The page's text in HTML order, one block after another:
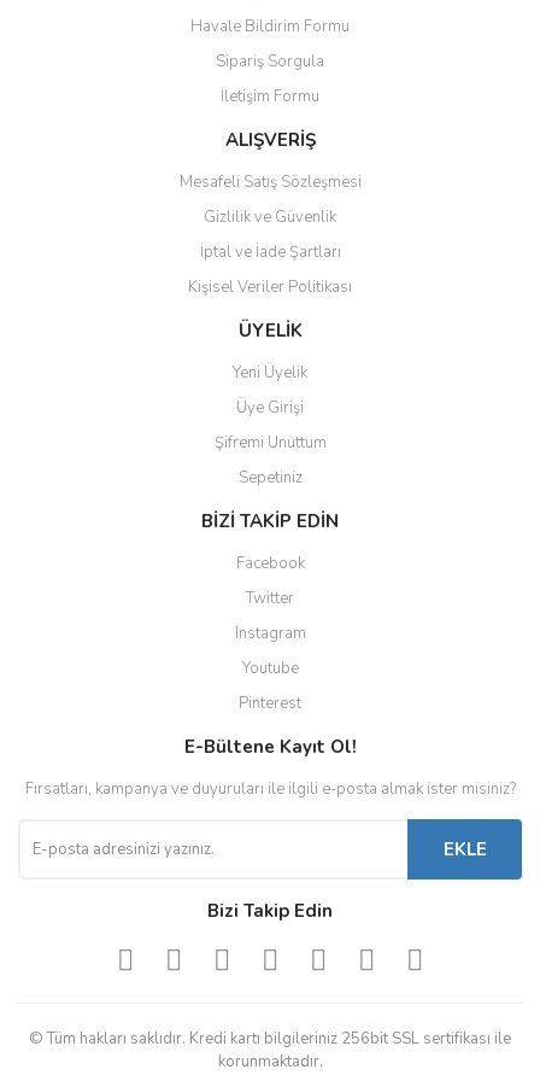
Ürün açıklamasında eksik bilgiler bulunuyor.
Ürün bilgilerinde hatalar bulunuyor.
Ürün fiyatı diğer sitelerden daha pahalı.
Bu ürüne benzer farklı alternatifler olmalı.
Gönder
Havale Bildirim Formu
Sipariş Sorgula
İletişim Formu
ALIŞVERİŞ
Mesafeli Satış Sözleşmesi
Gizlilik ve Güvenlik
İptal ve İade Şartları
Kişisel Veriler Politikası
ÜYELİK
Yeni Üyelik
Üye Girişi
Şifremi Unuttum
Sepetiniz
BİZİ TAKİP EDİN
Facebook
Twitter
Instagram
Youtube
Pinterest
E-Bültene Kayıt Ol!
Fırsatları, kampanya ve duyuruları ile ilgili e-posta almak ister misiniz?
EKLE
Bizi Takip Edin
© Tüm hakları saklıdır. Kredi kartı bilgileriniz 256bit SSL sertifikası ile
korunmaktadır.